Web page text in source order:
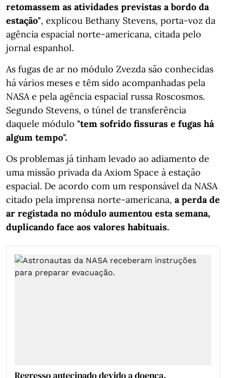
retomassem as atividades previstas a bordo da
estação", explicou Bethany Stevens, porta-voz da
agência espacial norte-americana, citada pelo
jornal espanhol.
As fugas de ar no módulo Zvezda são conhecidas
há vários meses e têm sido acompanhadas pela
NASA e pela agência espacial russa Roscosmos.
Segundo Stevens, o túnel de transferência
daquele módulo "tem sofrido fissuras e fugas há
algum tempo".
Os problemas já tinham levado ao adiamento de
uma missão privada da Axiom Space à estação
espacial. De acordo com um responsável da NASA
citado pela imprensa norte-americana, a perda de
ar registada no módulo aumentou esta semana,
duplicando face aos valores habituais.
Regresso antecipado devido a doença.